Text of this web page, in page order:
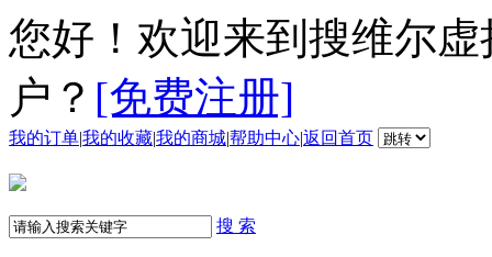
您好！欢迎来到搜维尔
户？ [免费注册]
我的订单|我的收藏|我的商城|帮助中心|返回首页
搜 索